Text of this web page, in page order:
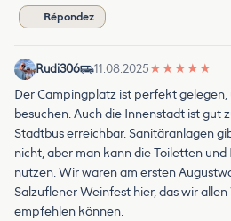
Répondez
Rudi306 11.08.2025★ ★ ★ ★ ★
Der Campingplatz ist perfekt gelegen,
besuchen. Auch die Innenstadt ist gut
Stadtbus erreichbar. Sanitäranlagen
nicht, aber man kann die Toiletten und
nutzen. Wir waren am ersten
Salzuflener Weinfest hier, das wir
empfehlen können.